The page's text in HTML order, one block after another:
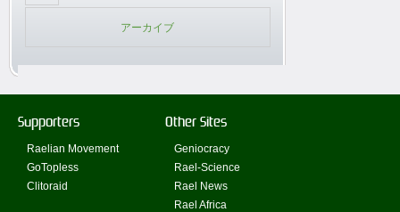
アーカイブ
Supporters
Raelian Movement
GoTopless
Clitoraid
Other Sites
Geniocracy
Rael-Science
Rael News
Rael Africa